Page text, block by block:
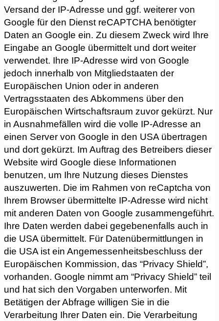
Versand der IP-Adresse und ggf. weiterer von
Google für den Dienst reCAPTCHA benötigter
Daten an Google ein. Zu diesem Zweck wird Ihre
Eingabe an Google übermittelt und dort weiter
verwendet. Ihre IP-Adresse wird von Google
jedoch innerhalb von Mitgliedstaaten der
Europäischen Union oder in anderen
Vertragsstaaten des Abkommens über den
Europäischen Wirtschaftsraum zuvor gekürzt. Nur
in Ausnahmefällen wird die volle IP-Adresse an
einen Server von Google in den USA übertragen
und dort gekürzt. Im Auftrag des Betreibers dieser
Website wird Google diese Informationen
benutzen, um Ihre Nutzung dieses Dienstes
auszuwerten. Die im Rahmen von reCaptcha von
Ihrem Browser übermittelte IP-Adresse wird nicht
mit anderen Daten von Google zusammengeführt.
Ihre Daten werden dabei gegebenenfalls auch in
die USA übermittelt. Für Datenübermittlungen in
die USA ist ein Angemessenheitsbeschluss der
Europäischen Kommission, das “Privacy Shield”,
vorhanden. Google nimmt am “Privacy Shield” teil
und hat sich den Vorgaben unterworfen. Mit
Betätigen der Abfrage willigen Sie in die
Verarbeitung Ihrer Daten ein. Die Verarbeitung